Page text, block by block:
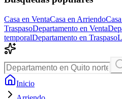
Casa en VentaCasa en Arriendo
TraspasoDepartamento en Venta
temporalDepartamento en Traspaso
Inicio